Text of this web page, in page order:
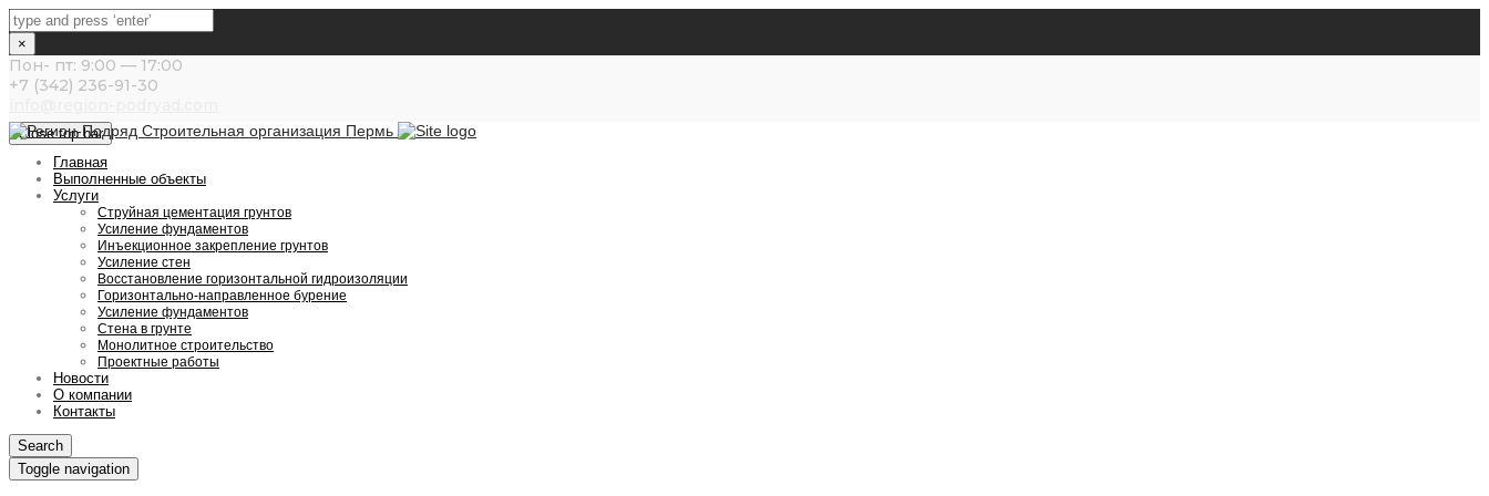
×
Пон- пт: 9:00 — 17:00
+7 (342) 236-91-30
Close top bar
Главная
Выполненные объекты
Услуги
Струйная цементация грунтов
Усиление фундаментов
Инъекционное закрепление грунтов
Усиление стен
Восстановление горизонтальной гидроизоляции
Горизонтально-направленное бурение
Усиление фундаментов
Стена в грунте
Монолитное строительство
Проектные работы
Новости
О компании
Контакты
Search
Toggle navigation